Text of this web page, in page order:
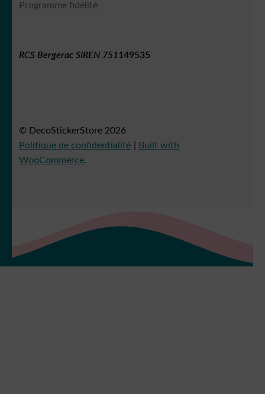
Programme fidélité
RCS Bergerac SIREN 751149535
© DecoStickerStore 2026
Politique de confidentialité
Built with
WooCommerce.